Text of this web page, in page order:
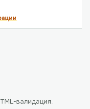
валидация.